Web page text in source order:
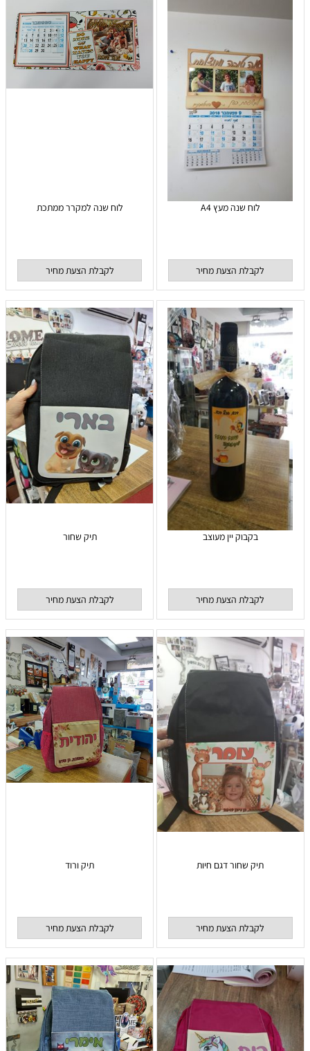
לוח שנה מעץ A4
לקבלת הצעת מחיר
לוח שנה למקרר ממתכת
לקבלת הצעת מחיר
בקבוק יין מעוצב
לקבלת הצעת מחיר
תיק שחור
לקבלת הצעת מחיר
תיק שחור דגם חיות
לקבלת הצעת מחיר
תיק ורוד
לקבלת הצעת מחיר